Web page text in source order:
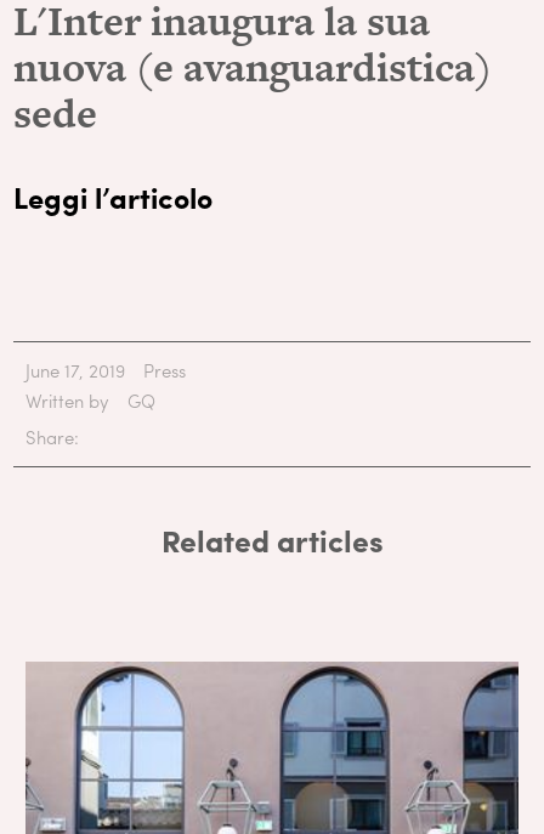
L'Inter inaugura la sua
nuova (e avanguardistica)
sede
Leggi l’articolo
June 17, 2019
Press
Written by
GQ
Share:
Related articles